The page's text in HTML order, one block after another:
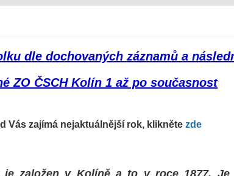
dle dochovaných záznamů a
ZO ČSCH Kolín 1 až po současnost
Vás zajímá nejaktuálnější rok, klikněte zde
založen v Kolíně a to v roce 1877.